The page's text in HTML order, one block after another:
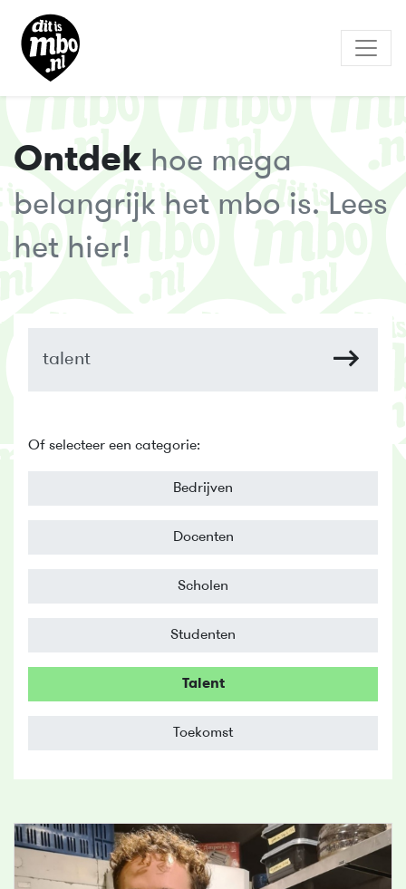
Ontdek hoe mega
belangrijk het mbo is. Lees
het hier!
Of selecteer een categorie:
Bedrijven
Docenten
Scholen
Studenten
Talent
Toekomst